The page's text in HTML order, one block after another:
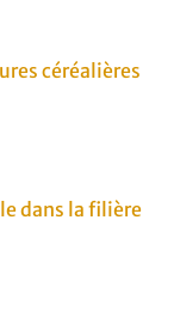
céréalières
dans la filière